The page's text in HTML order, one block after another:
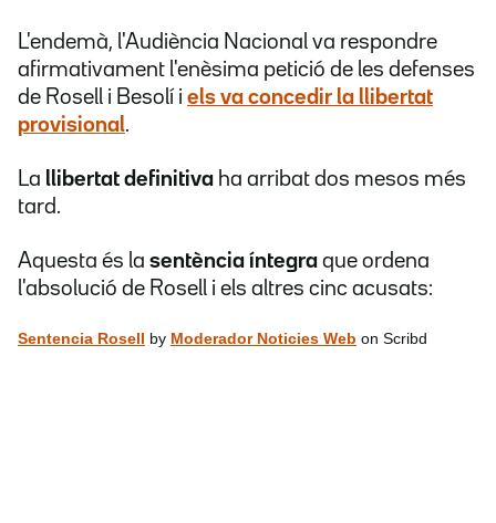
L'endemà, l'Audiència Nacional va respondre
afirmativament l'enèsima petició de les defenses
de Rosell i Besolí i els va concedir la llibertat
provisional.
La llibertat definitiva ha arribat dos mesos més
tard.
Aquesta és la sentència íntegra que ordena
l'absolució de Rosell i els altres cinc acusats:
Sentencia Rosell by Moderador Noticies Web on Scribd